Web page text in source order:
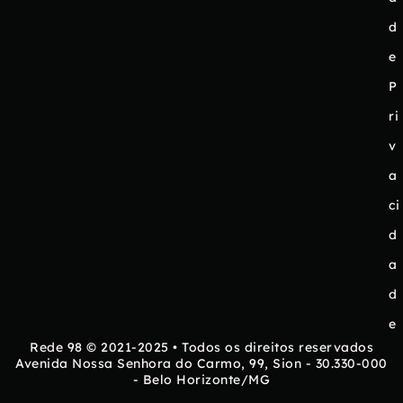
d
e
P
ri
v
a
ci
d
a
d
e
Rede 98 © 2021-2025 • Todos os direitos reservados
Avenida Nossa Senhora do Carmo, 99, Sion - 30.330-000
- Belo Horizonte/MG